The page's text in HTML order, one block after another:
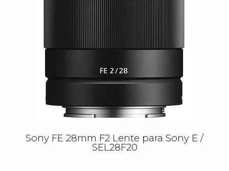
Sony FE 28mm F2 Lente para Sony E /
SEL28F20